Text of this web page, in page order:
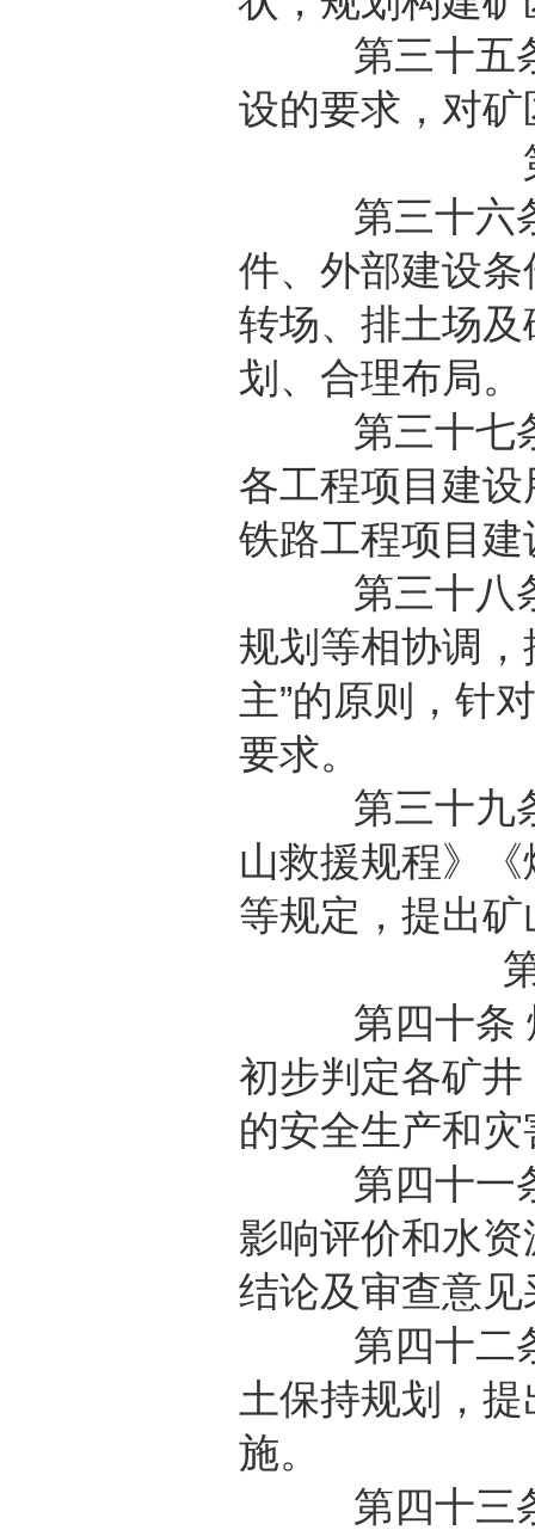
第三十五条
设的要求，对
第三十六条
件、外部建设
转场、排土场
划、合理布局。
第三十七条
各工程项目建
铁路工程项目
第三十八条
规划等相协调
主”的原则，针
要求。
第三十九条
山救援规程》
等规定，提出
第四十条 煤
初步判定各矿
的安全生产和
第四十一条
影响评价和水
结论及审查意
第四十二条
土保持规划，
施。
第四十三条